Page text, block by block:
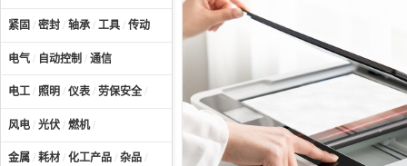
紧固 / 密封 / 轴承 / 工具 / 传动
电气 / 自动控制 / 通信
电工 / 照明 / 仪表 / 劳保安全 /
风电 / 光伏 / 燃机/
金属 / 耗材 / 化工产品 / 杂品 /